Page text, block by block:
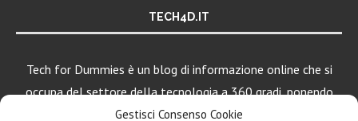
Gestisci Consenso Cookie
TECH4D.IT
Tech for Dummies è un blog di informazione online che si
occupa del settore della tecnologia a 360 gradi, ponendo
una particolare attenzione al mondo Android, Apple e